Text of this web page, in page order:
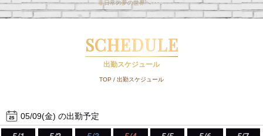
非日常の夢の世界へ･･･。
SCHEDULE
出勤スケジュール
TOP / 出勤スケジュール
05/09(金) の出勤予定